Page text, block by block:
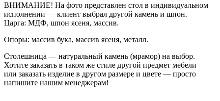
ВНИМАНИЕ! На фото представлен стол в индивидуальном
исполнении — клиент выбрал другой камень и шпон.
Царга: МДФ, шпон ясеня, массив.
Опоры: массив бука, массив ясеня, металл.
Столешница — натуральный камень (мрамор) на выбор.
Хотите заказать в таком же стиле другой предмет мебели
или заказать изделие в другом размере и цвете — просто
напишите нашим менеджерам!